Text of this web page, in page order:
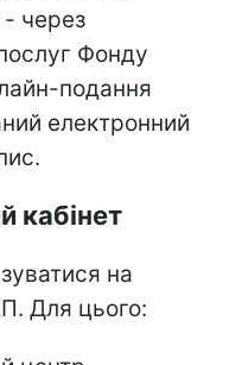
- через
Фонду
подання
електронний
кабінет
на
Для цього: